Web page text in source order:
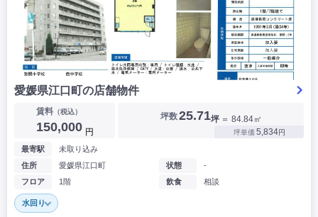
愛媛県江口町の店舗物件
賃料（税込）
150,000 円
坪数25.71坪 ＝ 84.84㎡
坪単価 5,834円
最寄駅
未取り込み
住所
愛媛県江口町
フロア
1階
状態
-
飲食
相談
水回り